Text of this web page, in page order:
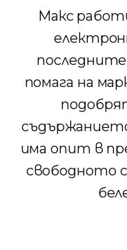
Макс
помага на
има опит в
свободното